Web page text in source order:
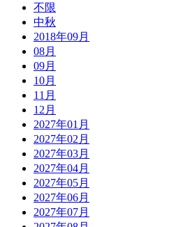
不限
中秋
2018年09月
08月
09月
10月
11月
12月
2027年01月
2027年02月
2027年03月
2027年04月
2027年05月
2027年06月
2027年07月